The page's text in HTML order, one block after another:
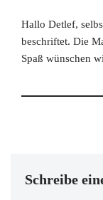
Hallo Detlef,
beschriftet. Die
Spaß wünschen
Schreibe